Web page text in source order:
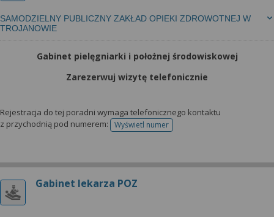
SAMODZIELNY PUBLICZNY ZAKŁAD OPIEKI ZDROWOTNEJ W
TROJANOWIE
Gabinet pielęgniarki i położnej środowiskowej
Zarezerwuj wizytę telefonicznie
Rejestracja do tej poradni wymaga telefonicznego kontaktu
z przychodnią pod numerem:
Wyświetl numertelefonu do rejestracji
Gabinet lekarza POZ